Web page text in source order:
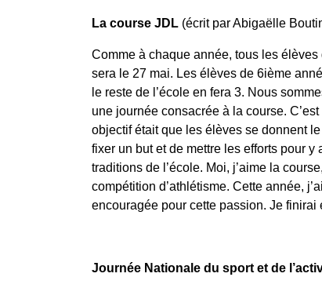
La course JDL (écrit par Abigaëlle
Comme à chaque année, tous les
sera le 27 mai. Les élèves de 6ième
le reste de l’école en fera 3. Nous
une journée consacrée à la course.
objectif était que les élèves se donnent
fixer un but et de mettre les efforts pour y
traditions de l’école. Moi, j’aime la
compétition d’athlétisme. Cette année,
encouragée pour cette passion. Je
Journée Nationale du sport et de